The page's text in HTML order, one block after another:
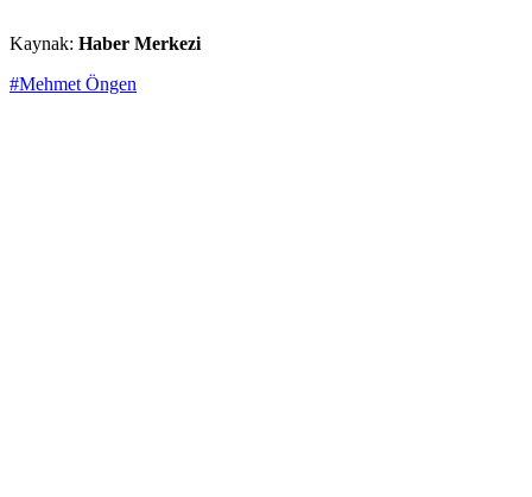
Kaynak: Haber Merkezi
#Mehmet Öngen